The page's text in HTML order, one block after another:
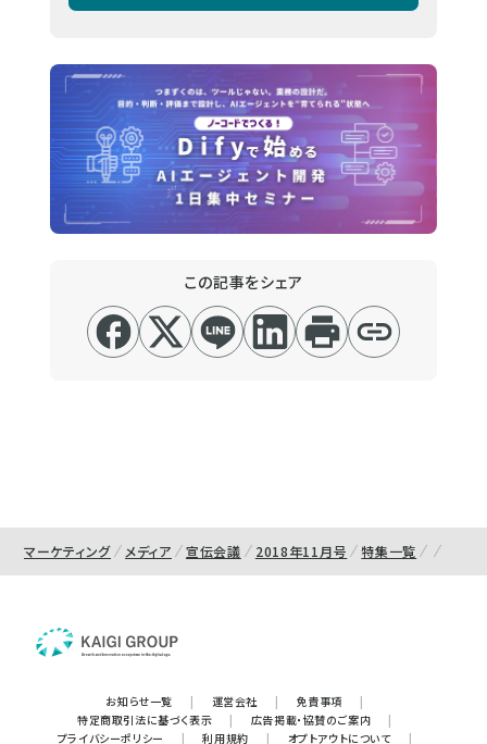
この記事をシェア
マーケティング メディア 宣伝会議 2018年11月号 特集一覧
お知らせ一覧 | 運営会社 | 免責事項
|
特定商取引法に基づく表示
| 広告掲載・協賛のご案内
|
プライバシーポリシー
| 利用規約 | オプトアウトについて |